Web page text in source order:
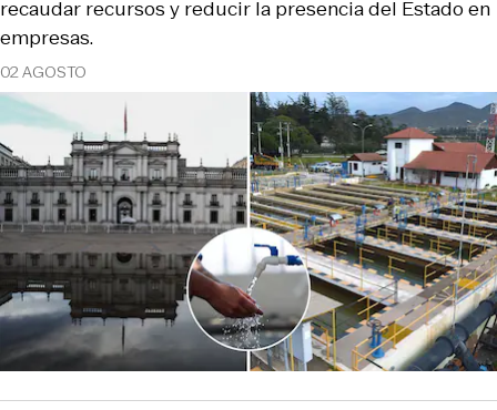
02 AGOSTO
recaudar recursos y reducir la presencia del Estado en
empresas.